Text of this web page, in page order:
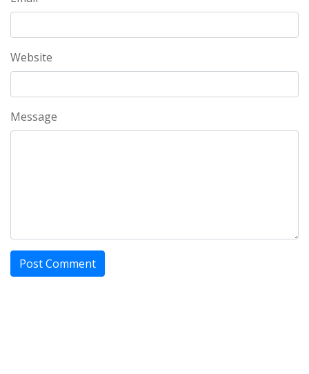
Website
Message